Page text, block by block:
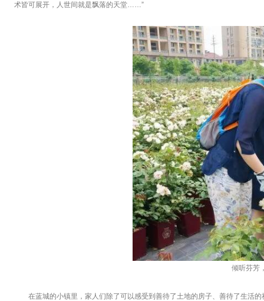
术皆可展开，人世间就是飘落的天堂……”
倾听芬芳
在蓝城的小镇里，家人们除了可以感受到善待了土地的房子、善待了生活